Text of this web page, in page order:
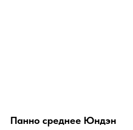
Панно среднее Юндэн